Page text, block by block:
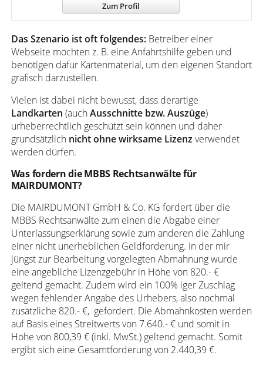
Zum Profil
Das Szenario ist oft folgendes:Betreiber einer
Webseite möchten z. B. eine Anfahrtshilfe geben und
benötigen dafür Kartenmaterial, um den eigenen Standort
grafisch darzustellen.
Vielen ist dabei nicht bewusst, dass derartige
Landkarten (auchAusschnitte bzw. Auszüge)
urheberrechtlich geschützt sein können und daher
grundsätzlich nicht ohne wirksame Lizenz verwendet
werden dürfen.
Was fordern die MBBS Rechtsanwälte für
MAIRDUMONT?
Die MAIRDUMONT GmbH & Co. KG fordert über die
MBBS Rechtsanwälte zum einen die Abgabe einer
Unterlassungserklärung sowie zum anderen die Zahlung
einer nicht unerheblichen Geldforderung. In der mir
jüngst zur Bearbeitung vorgelegten Abmahnung wurde
eine angebliche Lizenzgebühr in Höhe von 820.- €
geltend gemacht. Zudem wird ein 100% iger Zuschlag
wegen fehlender Angabe des Urhebers, also nochmal
zusätzliche 820.- €, gefordert. Die Abmahnkosten werden
auf Basis eines Streitwerts von 7.640.- € und somit in
Höhe von 800,39 € (inkl. MwSt.) geltend gemacht. Somit
ergibt sich eine Gesamtforderung von 2.440,39 €.